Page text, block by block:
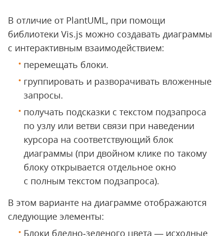
В отличие от PlantUML, при помощи
библиотеки Vis.js можно создавать диаграммы
с интерактивным взаимодействием:
перемещать блоки.
группировать и разворачивать вложенные
запросы.
получать подсказки с текстом подзапроса
по узлу или ветви связи при наведении
курсора на соответствующий блок
диаграммы (при двойном клике по такому
блоку открывается отдельное окно
с полным текстом подзапроса).
В этом варианте на диаграмме отображаются
следующие элементы:
Блоки бледно‑зеленого цвета — исходные